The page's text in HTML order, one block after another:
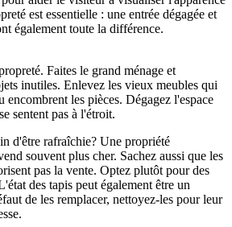
est essentielle : une entrée dégagée et
également toute la différence.
Faites le grand ménage et
inutiles. Enlevez les vieux meubles qui
encombrent les pièces. Dégagez l'espace
sentent pas à l'étroit.
d'être rafraîchie? Une propriété
souvent plus cher. Sachez aussi que les
pas la vente. Optez plutôt pour des
des tapis peut également être un
de les remplacer, nettoyez-les pour leur